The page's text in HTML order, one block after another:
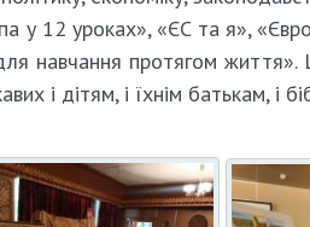
у 12 уроках», «ЄС та я»,
навчання протягом життя».
і дітям, і їхнім батькам, і